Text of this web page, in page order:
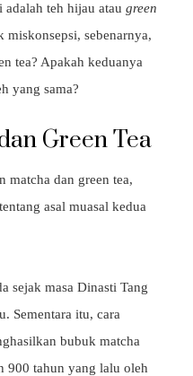
teh hijau atau green
miskonsepsi, sebenarnya,
tea? Apakah keduanya
yang sama?
Green Tea
matcha dan green tea,
asal muasal kedua
sejak masa Dinasti Tang
Sementara itu, cara
bubuk matcha
900 tahun yang lalu oleh